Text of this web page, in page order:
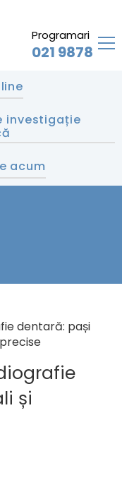
Programari
021 9878
investigație
acum
și